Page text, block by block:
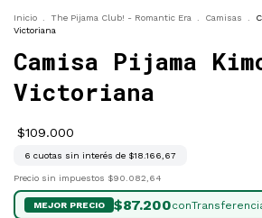
Inicio The Pijama Club! - Romantic Era Camisas
Victoriana
Camisa Pijama
Victoriana
$109.000
6 cuotas sin interés de $18.166,67
Precio sin impuestos $90.082,64
$87.200con